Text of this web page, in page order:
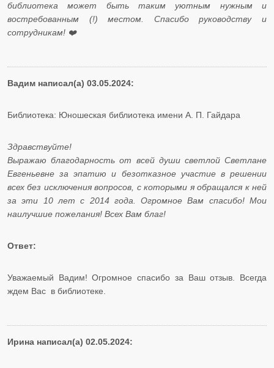
библиотека может быть таким уютным нужным и
востребованным (!) местом. Спасибо руководству и
сотрудникам! ❤️
Вадим написал(а) 03.05.2024:
Библиотека: Юношеская библиотека имени А. П. Гайдара
Здравствуйте!
Выражаю благодарность от всей души светлой Светлане
Евгеньевне за эпатию и безотказное участие в решении
всех без исключения вопросов, с которыми я обращался к ней
за эти 10 лет с 2014 года. Огромное Вам спасибо! Мои
наилучшие пожелания! Всех Вам благ!
Ответ:
Уважаемый Вадим! Огромное спасибо за Ваш отзыв. Всегда
ждем Вас в библиотеке.
Ирина написал(а) 02.05.2024: